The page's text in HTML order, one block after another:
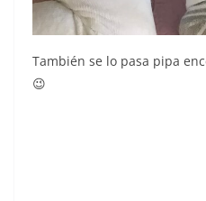
También se lo pasa pipa
😉